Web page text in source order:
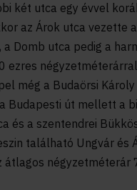
két utca egy évvel
az Árok utca vezette
Domb utca pedig a
ezres
még a Budaörsi
Budapesti út mellett a
és a szentendrei
található Ungvár és
átlagos négyzetméterár